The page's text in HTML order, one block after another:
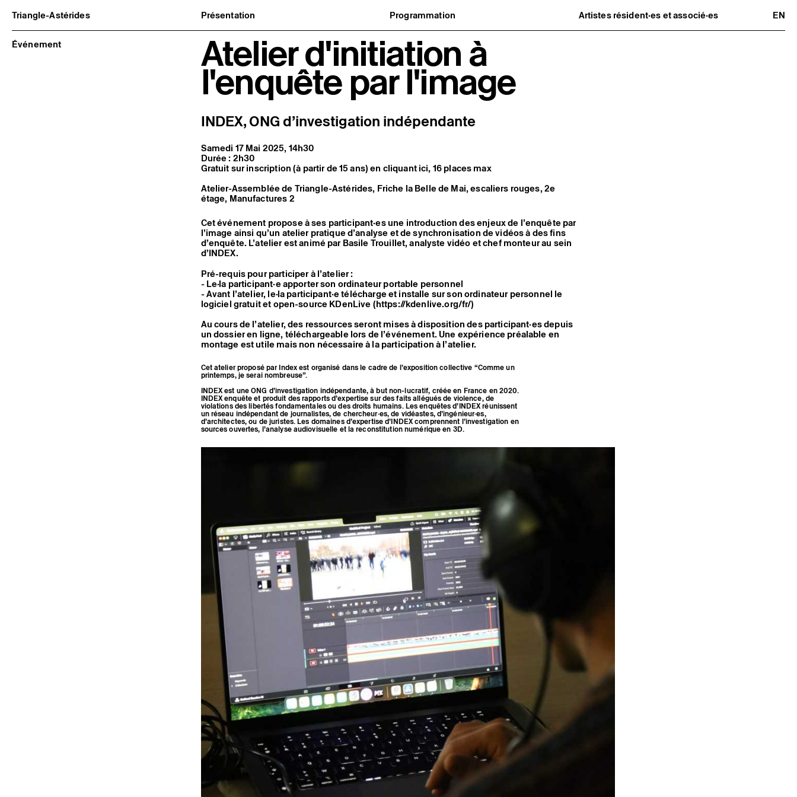
Triangle-Astérides Présentation Programmation Artistes résident·es et associé·es
EN
Centre d’art contemporain
d’intérêt national
et résidence internationale d'artistes
À propos
Équipe et gouvernance
Partenaires et réseaux
Formation professionnelle
Adhérer / nous soutenir
Rapports d'activité
Informations pratiques
Agenda : en cours et à venir
Expositions
Événements
Programmation éditoriale
Médiation
Publics associés
Les Nouveaux Commanditaires
Résident·es
Événement Atelier d'initiation à
l'enquête par l'image
INDEX, ONG d’investigation indépendante
Samedi 17 Mai 2025, 14h30
Durée : 2h30
Gratuit sur inscription (à partir de 15 ans) en cliquant ici, 16 places max
Atelier-Assemblée de Triangle-Astérides, Friche la Belle de Mai, escaliers rouges, 2e
étage, Manufactures 2
Cet événement propose à ses participant·es une introduction des enjeux de l’enquête par
l’image ainsi qu’un atelier pratique d’analyse et de synchronisation de vidéos à des fins
d’enquête. L’atelier est animé par Basile Trouillet, analyste vidéo et chef monteur au sein
d’INDEX.
Pré-requis pour participer à l’atelier :
- Le·la participant·e apporter son ordinateur portable personnel
- Avant l’atelier, le·la participant·e télécharge et installe sur son ordinateur personnel le
logiciel gratuit et open-source KDenLive (https://kdenlive.org/fr/)
Au cours de l’atelier, des ressources seront mises à disposition des participant·es depuis
un dossier en ligne, téléchargeable lors de l’événement. Une expérience préalable en
montage est utile mais non nécessaire à la participation à l’atelier.
Cet atelier proposé parIndexest organisé dans le cadre de l’exposition collective “Comme un
printemps, je serai nombreuse”.
INDEX est une ONG d’investigation indépendante, à but non-lucratif, créée en France en 2020.
INDEX enquête et produit des rapports d’expertise sur des faits allégués de violence, de
violations des libertés fondamentales ou des droits humains. Les enquêtes d’INDEX réunissent
un réseau indépendant de journalistes, de chercheur·es, de vidéastes, d’ingénieur·es,
d’architectes, ou de juristes. Les domaines d’expertise d’INDEX comprennent l’investigation en
sources ouvertes, l’analyse audiovisuelle et la reconstitution numérique en 3D.